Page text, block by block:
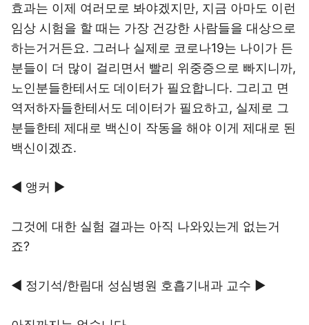
효과는 이제 여러모로 봐야겠지만, 지금 아마도 이런
임상 시험을 할 때는 가장 건강한 사람들을 대상으로
하는거거든요. 그러나 실제로 코로나19는 나이가 든
분들이 더 많이 걸리면서 빨리 위중증으로 빠지니까,
노인분들한테서도 데이터가 필요합니다. 그리고 면
역저하자들한테서도 데이터가 필요하고, 실제로 그
분들한테 제대로 백신이 작동을 해야 이게 제대로 된
백신이겠죠.
◀ 앵커 ▶
그것에 대한 실험 결과는 아직 나와있는게 없는거
죠?
◀ 정기석/한림대 성심병원 호흡기내과 교수 ▶